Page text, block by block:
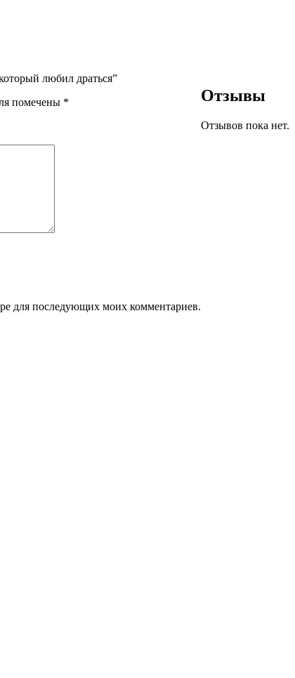
Отзывы
Отзывов пока нет.
любил драться”
помечены *
для последующих моих комментариев.